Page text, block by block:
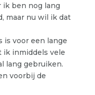
ik ben nog lang
maar nu wil ik dat
is voor een lange
ik inmiddels vele
lang gebruiken.
voorbij de